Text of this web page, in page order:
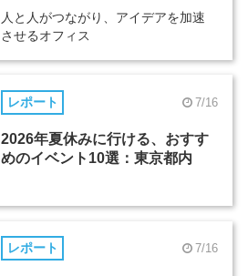
人と人がつながり、アイデアを加速
させるオフィス
レポート 7/16
2026年夏休みに行ける、おすす
めのイベント10選：東京都内
レポート 7/16